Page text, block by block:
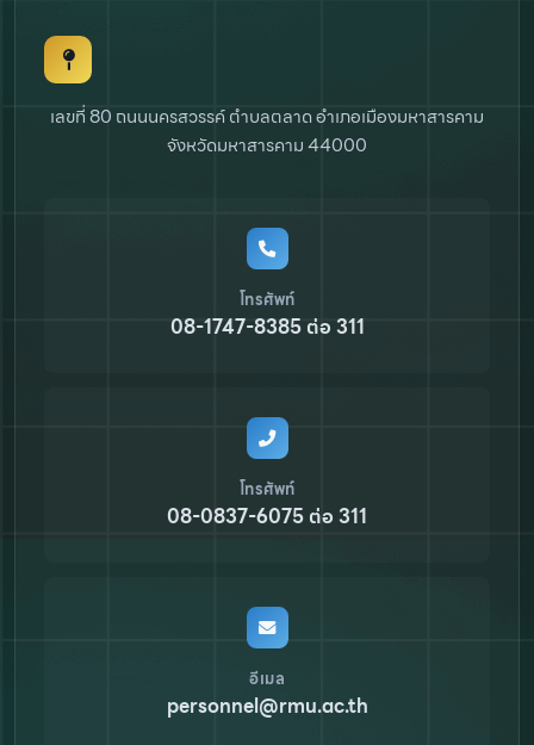
เลขที่ 80 ถนนนครสวรรค์ ตำบลตลาดอำเภอเมืองมหาสารคาม
จังหวัดมหาสารคาม 44000
โทรศัพท์
08-1747-8385 ต่อ 311
โทรศัพท์
08-0837-6075 ต่อ 311
อีเมล
personnel@rmu.ac.th